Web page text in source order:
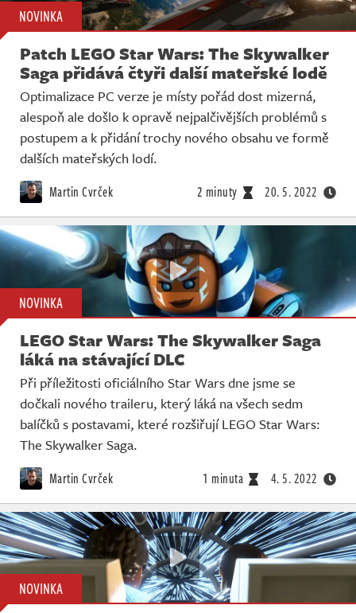
NOVINKA
Patch LEGO Star Wars: The Skywalker
Saga přidává čtyři další mateřské lodě
Optimalizace PC verze je místy pořád dost mizerná,
alespoň ale došlo k opravě nejpalčivějších problémů s
postupem a k přidání trochy nového obsahu ve formě
dalších mateřských lodí.
Martin Cvrček 2 minuty 20. 5. 2022
NOVINKA
LEGO Star Wars: The Skywalker Saga
láká na stávající DLC
Při příležitosti oficiálního Star Wars dne jsme se
dočkali nového traileru, který láká na všech sedm
balíčků s postavami, které rozšiřují LEGO Star Wars:
The Skywalker Saga.
Martin Cvrček 1 minuta 4. 5. 2022
NOVINKA